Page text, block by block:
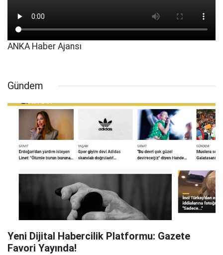
ANKA Haber Ajansı
Gündem
Yeni Dijital Habercilik Platformu: Gazete
Favori Yayında!